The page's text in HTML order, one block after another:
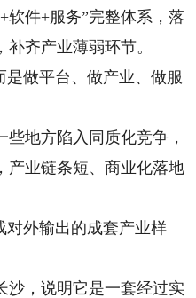
件+服务”完整体系，落
齐产业薄弱环节。
做平台、做产业、做服
地方陷入同质化竞争，
产业链条短、商业化落地
外输出的成套产业样
，说明它是一套经过实